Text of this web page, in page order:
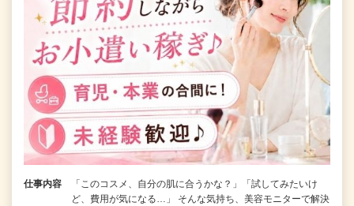
仕事内容
「このコスメ、自分の肌に合うかな？」「試してみたいけ
ど、費用が気になる…」 そんな気持ち、美容モニターで解決